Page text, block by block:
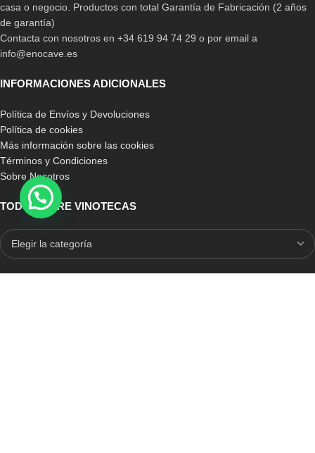
casa o negocio. Productos con total Garantía de Fabricación (2 años
de garantía)
Contacta con nosotros en +34 619 94 74 29 o por email a
info@enocave.es
INFORMACIONES ADICIONALES
Política de Envíos y Devoluciones
Política de cookies
Más información sobre las cookies
Términos y Condiciones
Sobre Nosotros
TODO SOBRE VINOTECAS